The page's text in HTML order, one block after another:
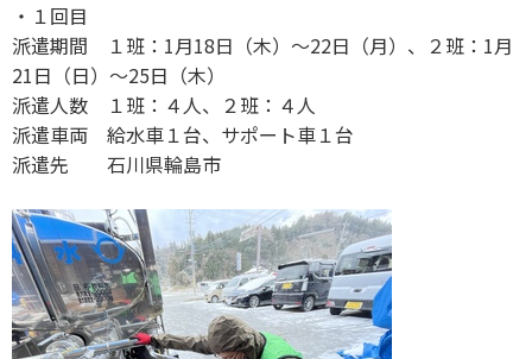
・１回目
派遣期間 １班：1月18日（木）〜22日（月）、２班：1月
21日（日）〜25日（木）
派遣人数 １班：４人、２班：４人
派遣車両 給水車１台、サポート車１台
派遣先 石川県輪島市